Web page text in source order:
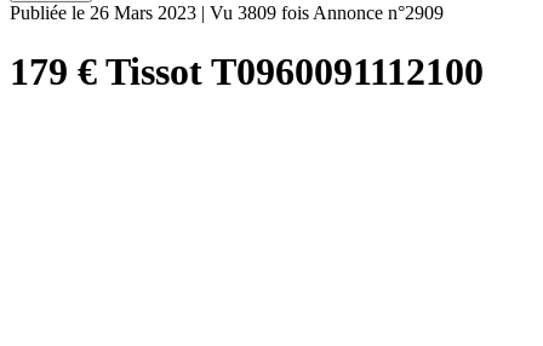
Publiée le 26 Mars 2023 | Vu 3809 fois Annonce n°2909
179 €Tissot T0960091112100